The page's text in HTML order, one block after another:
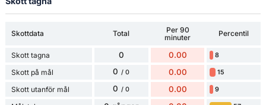
Skottdata Total
Per 90
minuter
Percentil
Skott tagna 0 0.00 8
Skott på mål 0 / 0 0.00 15
Skott utanför mål 0 / 0 0.00 9